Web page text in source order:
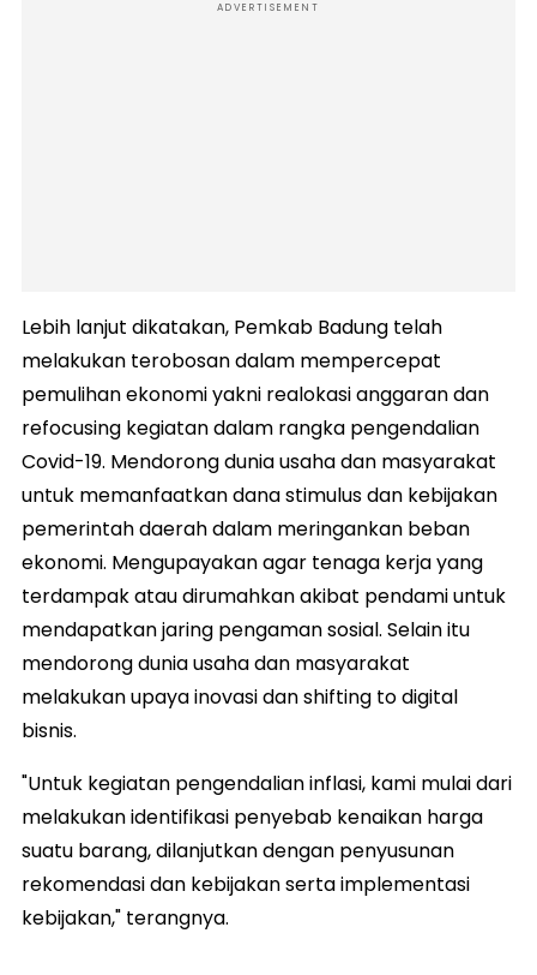
ADVERTISEMENT
Lebih lanjut dikatakan, Pemkab Badung telah
melakukan terobosan dalam mempercepat
pemulihan ekonomi yakni realokasi anggaran dan
refocusing kegiatan dalam rangka pengendalian
Covid-19. Mendorong dunia usaha dan masyarakat
untuk memanfaatkan dana stimulus dan kebijakan
pemerintah daerah dalam meringankan beban
ekonomi. Mengupayakan agar tenaga kerja yang
terdampak atau dirumahkan akibat pendami untuk
mendapatkan jaring pengaman sosial. Selain itu
mendorong dunia usaha dan masyarakat
melakukan upaya inovasi dan shifting to digital
bisnis.
"Untuk kegiatan pengendalian inflasi, kami mulai dari
melakukan identifikasi penyebab kenaikan harga
suatu barang, dilanjutkan dengan penyusunan
rekomendasi dan kebijakan serta implementasi
kebijakan," terangnya.